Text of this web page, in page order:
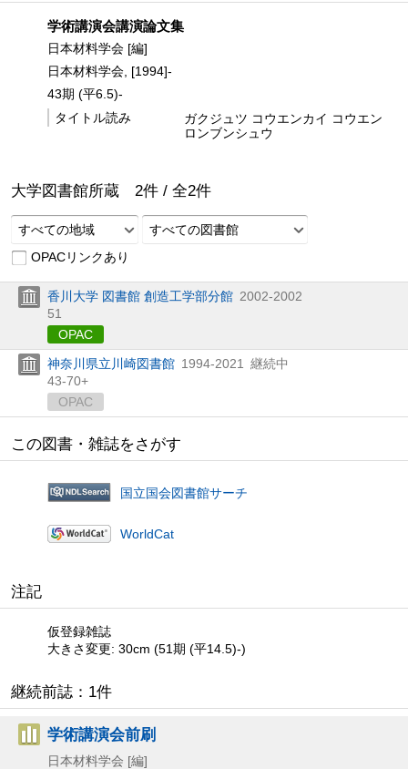
学術講演会講演論文集
日本材料学会 [編]
日本材料学会, [1994]-
43期 (平6.5)-
タイトル読み
ガクジュツ コウエンカイ コウエン
ロンブンシュウ
大学図書館所蔵 2件 / 全2件
すべての地域
すべての図書館
OPACリンクあり
香川大学 図書館 創造工学部分館 2002-2002
51
OPAC
神奈川県立川崎図書館 1994-2021
継続中
43-70+
OPAC
この図書・雑誌をさがす
国立国会図書館サーチ
WorldCat
注記
仮登録雑誌
大きさ変更: 30cm (51期 (平14.5)-)
継続前誌：1件
学術講演会前刷
日本材料学会 [編]